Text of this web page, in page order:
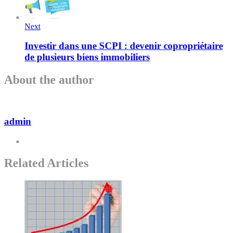
Next
Investir dans une SCPI : devenir copropriétaire
de plusieurs biens immobiliers
About the author
admin
Related Articles